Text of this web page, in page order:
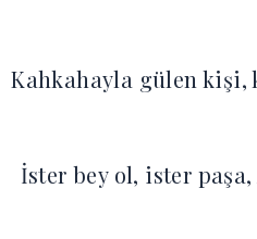
Kahkahayla gülen kişi,
İster bey ol, ister